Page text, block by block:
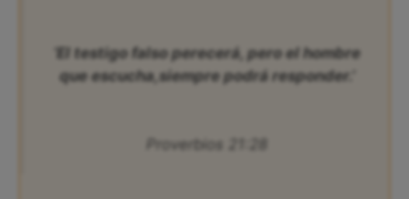
‘El testigo falso perecerá, pero el hombre
que escucha,siempre podrá responder.’
Proverbios 21:28